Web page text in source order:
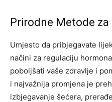
Prirodne Metode
Umjesto da pribjegavate
načini za regulaciju
poboljšati vaše zdravlje i
i najvažnija promjena je
izbjegavanje šećera,